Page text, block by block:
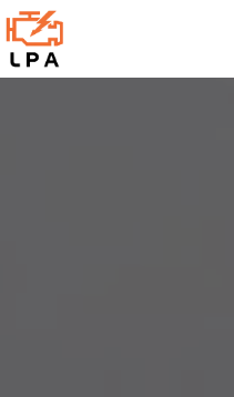
Panneau de gestion des cookies